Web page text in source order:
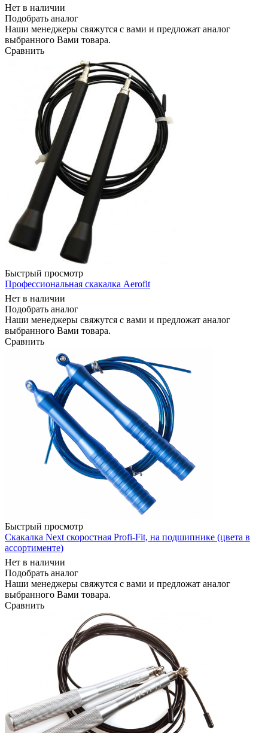
Нет в наличии
Подобрать аналог
Наши менеджеры свяжутся с вами и предложат аналог
выбранного Вами товара.
Сравнить
Быстрый просмотр
Профессиональная скакалка Aerofit
Нет в наличии
Подобрать аналог
Наши менеджеры свяжутся с вами и предложат аналог
выбранного Вами товара.
Сравнить
Быстрый просмотр
Скакалка Next скоростная Profi-Fit, на подшипнике (цвета в
ассортименте)
Нет в наличии
Подобрать аналог
Наши менеджеры свяжутся с вами и предложат аналог
выбранного Вами товара.
Сравнить